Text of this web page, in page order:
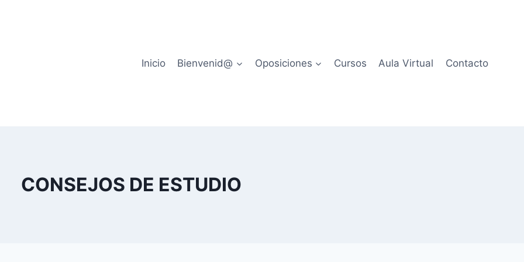
Inicio Bienvenid@ Oposiciones Cursos Aula Virtual Contacto
CONSEJOS DE ESTUDIO